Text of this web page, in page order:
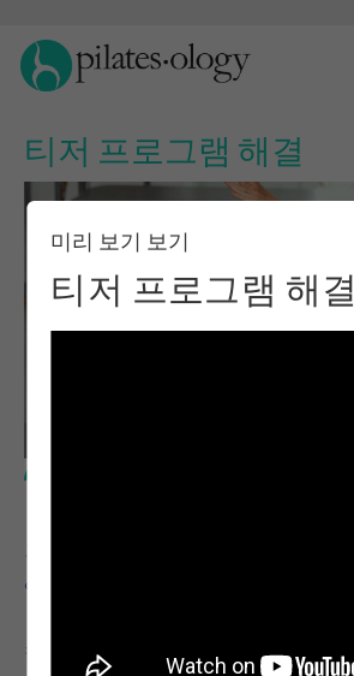
티저 프로그램 해결
미리 보기 보기
티저 프로그램 해결
앨리사 와이어트
필요한 장비